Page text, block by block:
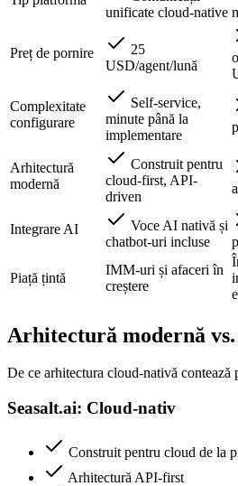
unificate cloud-native
Preț de pornire
25
USD/agent/lună
Complexitate
configurare
Self-service,
minute până la
implementare
Arhitectură
modernă
Construit pentru
cloud-first, API-
driven
Integrare AI
Voce AI nativă și
chatbot-uri incluse
Piață țintă
IMM-uri și afaceri în
creștere
Arhitectură modernă vs.
De ce arhitectura cloud-nativă contează
Seasalt.ai: Cloud-nativ
Construit pentru cloud de la
Arhitectură API-first